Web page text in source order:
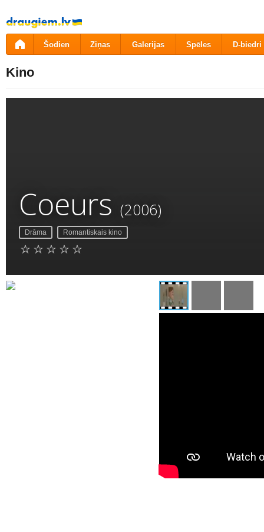
Pāriet
uz
saturu
Šodien Ziņas Galerijas Spēles D-biedri
Kino
Coeurs (2006)
Drāma Romantiskais kino